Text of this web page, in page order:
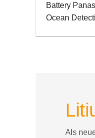
Battery
Ocean
Als